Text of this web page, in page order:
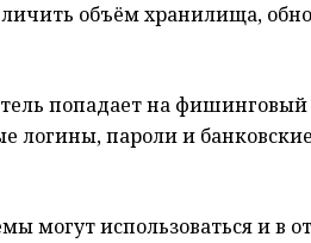
объём хранилища,
попадает на
логины, пароли и
могут использоваться и в